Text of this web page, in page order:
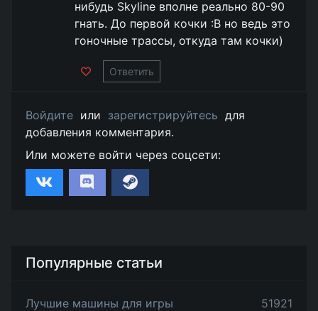
нибудь Skyline вполне реально 80-90
гнать. До первой кочки :В но ведь это
гоночные трассы, откуда там кочки)
Ответить
Войдите или зарегистрируйтесь для
добавления комментария.
Или можете войти через соцсети:
Популярные статьи
Лучшие машины для игры
51921